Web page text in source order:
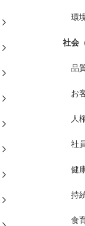
環
社会
品
お
人
社
健
持
食